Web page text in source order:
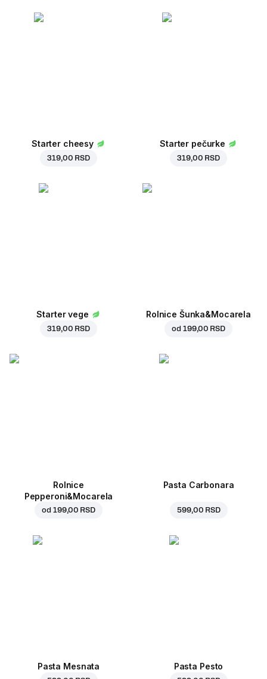
Starter cheesy
319,00 RSD
Starter pečurke
319,00 RSD
Starter vege
319,00 RSD
Rolnice Šunka&Mocarela
od 199,00 RSD
Rolnice
Pepperoni&Mocarela
od 199,00 RSD
Pasta Carbonara
599,00 RSD
Pasta Mesnata Pasta Pesto